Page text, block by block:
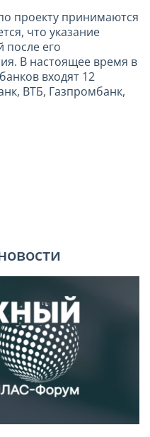
проекту принимаются
что указание
после его
В настоящее время в
входят 12
ВТБ, Газпромбанк,